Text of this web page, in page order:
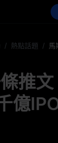
/ 熱點話題 /
推
億